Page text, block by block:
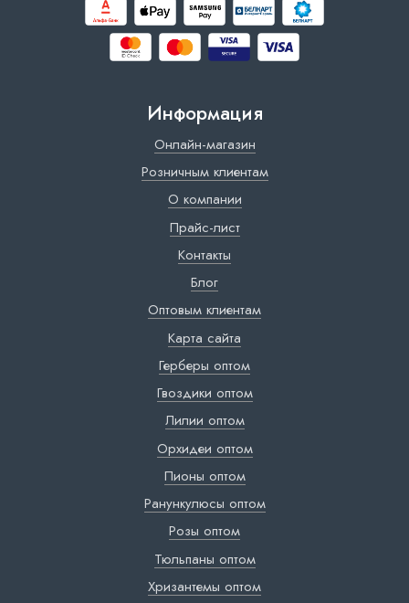
Информация
Онлайн-магазин
Розничным клиентам
О компании
Прайс-лист
Контакты
Блог
Оптовым клиентам
Карта сайта
Герберы оптом
Гвоздики оптом
Лилии оптом
Орхидеи оптом
Пионы оптом
Ранункулюсы оптом
Розы оптом
Тюльпаны оптом
Хризантемы оптом